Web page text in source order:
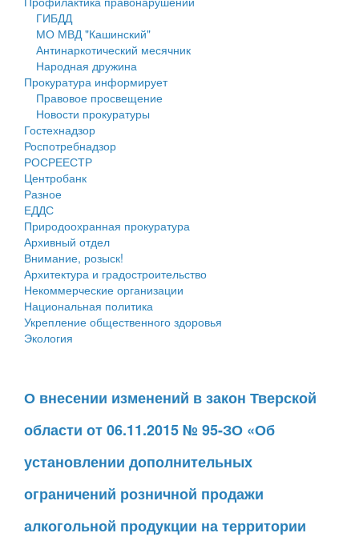
Нормативы градостроительного проектирования
Правила землепользования и застройки
Генеральные планы
Проекты планировки территории
Собрание депутатов
Городское поселение
Сельские поселения
ГИБДД
МО МВД "Кашинский"
Антинаркотический месячник
Народная дружина
Прокуратура информирует
Правовое просвещение
Новости прокуратуры
Гостехнадзор
Роспотребнадзор
РОСРЕЕСТР
Центробанк
Разное
ЕДДС
Природоохранная прокуратура
Архивный отдел
Внимание, розыск!
Архитектура и градостроительство
Некоммерческие организации
Национальная политика
Укрепление общественного здоровья
Экология
О внесении изменений в закон Тверской
области от 06.11.2015 № 95-ЗО «Об
установлении дополнительных
ограничений розничной продажи
алкогольной продукции на территории